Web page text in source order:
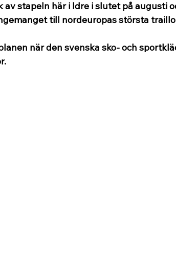
stapeln här i Idre i slutet på augusti
till nordeuropas största
när den svenska sko- och